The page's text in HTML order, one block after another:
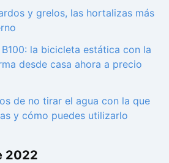
y grelos, las hortalizas más
B100: la bicicleta estática con la
desde casa ahora a precio
de no tirar el agua con la que
y cómo puedes utilizarlo
2022